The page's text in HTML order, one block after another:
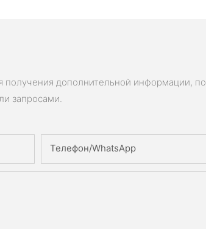
дополнительной информации,
запросами.
Телефон/WhatsApp